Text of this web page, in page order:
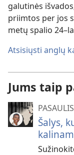
galutinės
priimtos per jos
metų spalio
Atsisiųsti anglų
Jums taip
PASAULIS
Šalys,